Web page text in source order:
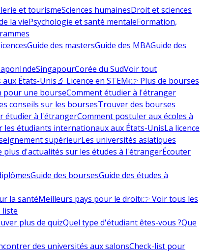
et tourismeSciences humainesDroit et sciences
la viePsychologie et santé mentaleFormation,
Guide des mastersGuide des MBAGuide des
IndeSingapourCorée du SudVoir tout
États-Unis🔬 Licence en STEM👉 Plus de bourses
pour une bourseComment étudier à l'étranger
conseils sur les boursesTrouver des bourses
étudier à l'étrangerComment postuler aux écoles à
étudiants internationaux aux États-UnisLa licence
supérieurLes universités asiatiques
plus d'actualités sur les études à l'étrangerÉcouter
Guide des boursesGuide des études à
la santéMeilleurs pays pour le droit👉 Voir tous les
liste
plus de quizQuel type d'étudiant êtes-vous ?Que
des universités aux salonsCheck-list pour